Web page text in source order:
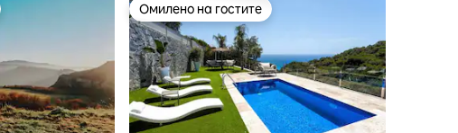
Омилено на гостите
Омилено на гостите